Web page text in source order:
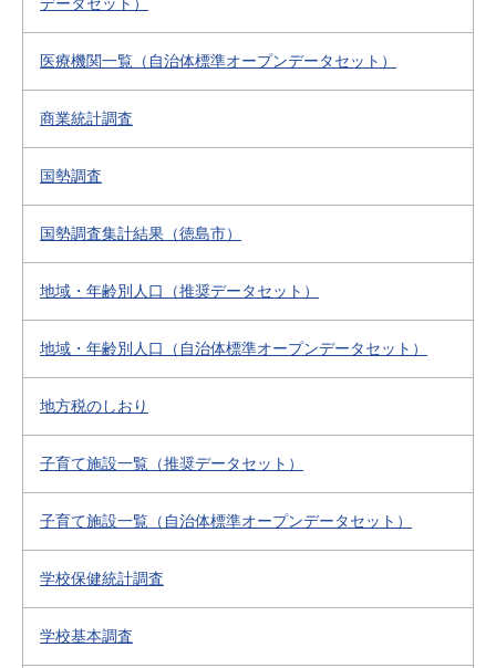
医療機関一覧（自治体標準オープンデータセット）
商業統計調査
国勢調査
国勢調査集計結果（徳島市）
地域・年齢別人口（推奨データセット）
地域・年齢別人口（自治体標準オープンデータセット）
地方税のしおり
子育て施設一覧（推奨データセット）
子育て施設一覧（自治体標準オープンデータセット）
学校保健統計調査
学校基本調査